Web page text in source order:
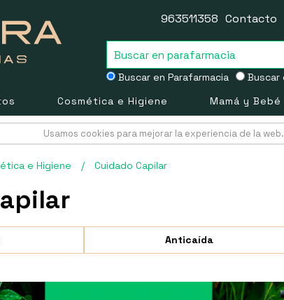
Buscar en Parafarmacia Buscar
963511358 Contacto
Cosmética e Higiene Mamá y Bebé
Usamos cookies para mejorar la experiencia de la
e Higiene / Cuidado Capilar
Anticaída